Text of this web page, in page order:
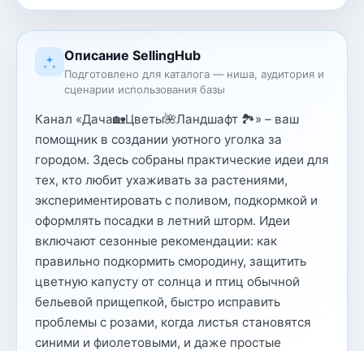
Описание SellingHub
Подготовлено для каталога — ниша, аудитория и
сценарии использования базы
Канал «Дача🏡Цветы🌺Ландшафт 🏞» – ваш
помощник в создании уютного уголка за
городом. Здесь собраны практические идеи для
тех, кто любит ухаживать за растениями,
экспериментировать с поливом, подкормкой и
оформлять посадки в летний шторм. Идеи
включают сезонные рекомендации: как
правильно подкормить смородину, защитить
цветную капусту от солнца и птиц обычной
бельевой прищепкой, быстро исправить
проблемы с розами, когда листья становятся
синими и фиолетовыми, и даже простые